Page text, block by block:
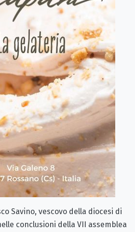
Savino, vescovo della diocesi di
conclusioni della VII assemblea